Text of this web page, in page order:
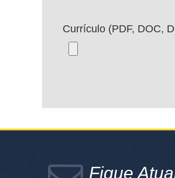
Currículo (PDF, DOC,
Fique